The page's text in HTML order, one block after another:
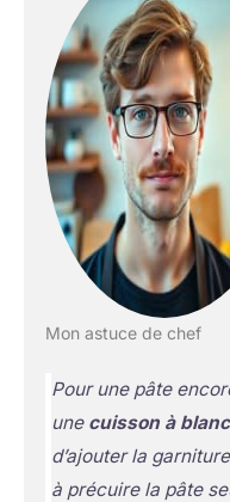
Mon astuce de chef
Pour une pâte
une cuisson à blanc
d’ajouter la
à précuire la pâte